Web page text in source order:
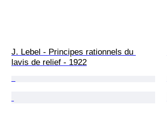
J. Lebel - Principes rationnels du
lavis de relief - 1922